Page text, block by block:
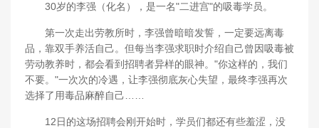
30岁的李强（化名），是一名"二进宫"的吸毒学员。
第一次走出劳教所时，李强曾暗暗发誓，一定要远离毒
品，靠双手养活自己。但每当李强求职时介绍自己曾因吸毒被
劳动教养时，都会看到招聘者异样的眼神。"你这样的，我们
不要。"一次次的冷遇，让李强彻底灰心失望，最终李强再次
选择了用毒品麻醉自己……
12日的这场招聘会刚开始时，学员们都还有些羞涩，没